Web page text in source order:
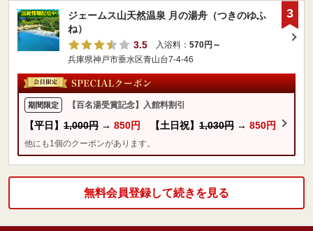
ジェームス山天然温泉 月の湯舟（つきのゆふ
ね）
3.5
入浴料： 570円～
兵庫県神戸市垂水区青山台7-4-46
期間限定 【百名湯受賞記念】入館料割引
【平日】 1,000円 → 850円 【土日祝】 1,030円 → 850円
他にも1個のクーポンがあります。
3
無料会員登録して続きを見る